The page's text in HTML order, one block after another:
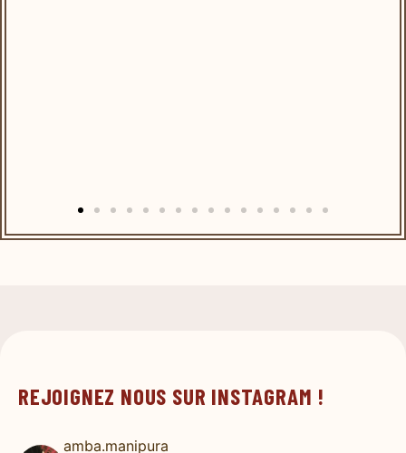
REJOIGNEZ NOUS SUR INSTAGRAM !
amba.manipura